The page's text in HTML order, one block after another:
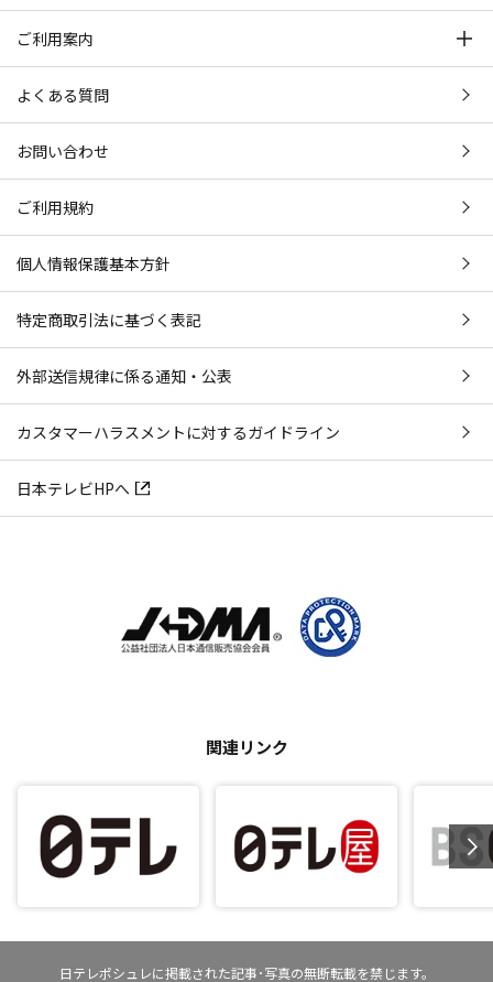
ご利用案内
よくある質問
お問い合わせ
ご利用規約
個人情報保護基本方針
特定商取引法に基づく表記
外部送信規律に係る通知・公表
カスタマーハラスメントに対するガイドライン
日本テレビHPへ
関連リンク
日テレポシュレに掲載された記事･写真の無断転載を禁じます。